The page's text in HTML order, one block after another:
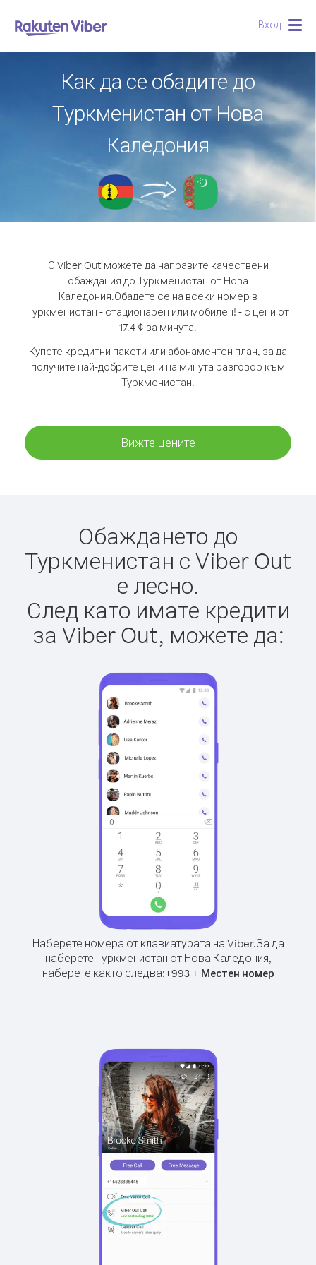
Вход
Как да се обадите до
Туркменистан от Нова
Каледония
С Viber Out можете да направите качествени
обаждания до Туркменистан от Нова
Каледония.Обадете се на всеки номер в
Туркменистан - стационарен или мобилен! - с цени от
17.4 ¢ за минута.
Купете кредитни пакети или абонаментен план, за да
получите най-добрите цени на минута разговор към
Туркменистан.
Вижте цените
Обаждането до
Туркменистан с Viber Out
е лесно.
След като имате кредити
за Viber Out, можете да:
Наберете номера от клавиатурата на Viber.За да
наберете Туркменистан от Нова Каледония,
наберете както следва:+993+ Местен номер